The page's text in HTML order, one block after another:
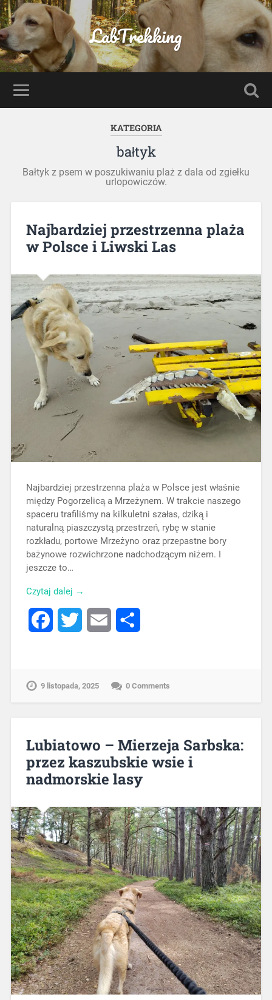
LabTrekking
KATEGORIA
bałtyk
Bałtyk z psem w poszukiwaniu plaż z dala od zgiełku
urlopowiczów.
Najbardziej przestrzenna plaża
w Polsce i Liwski Las
Najbardziej przestrzenna plaża w Polsce jest właśnie
między Pogorzelicą a Mrzeżynem. W trakcie naszego
spaceru trafiliśmy na kilkuletni szałas, dziką i
naturalną piaszczystą przestrzeń, rybę w stanie
rozkładu, portowe Mrzeżyno oraz przepastne bory
bażynowe rozwichrzone nadchodzącym niżem. I
jeszcze to…
Czytaj dalej →
FacebookTwitter Email
9 listopada, 2025 0 Comments
Lubiatowo – Mierzeja Sarbska:
przez kaszubskie wsie i
nadmorskie lasy